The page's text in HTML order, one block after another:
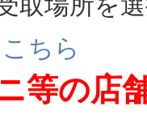
ちら
等の店